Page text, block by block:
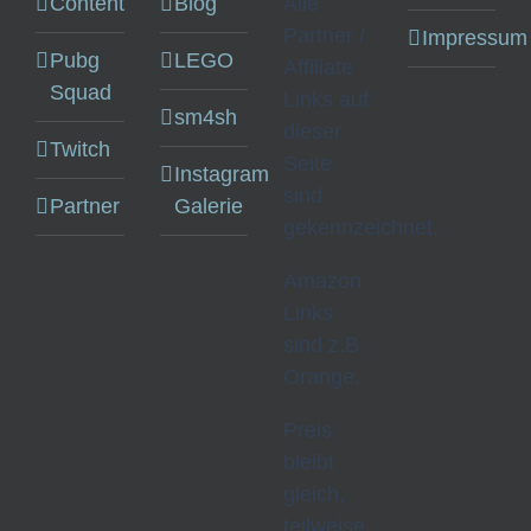
Pubg
Squad
Twitch
Partner
LEGO
sm4sh
Instagram
Galerie
Partner /
Affiliate
Links auf
dieser
Seite
sind
gekennzeichnet.
Amazon
Links
sind z.B.
Orange.
Preis
bleibt
gleich,
teilweise
Impressum